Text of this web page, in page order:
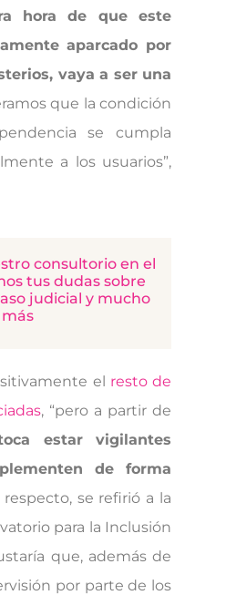
hora de que este
aparcado por
vaya a ser una
que la condición
se cumpla
a los usuarios”,
consultorio en el
tus dudas sobre
judicial y mucho
más
el resto de
, “pero a partir de
estar vigilantes
de forma
respecto, se refirió a la
para la Inclusión
que, además de
por parte de los